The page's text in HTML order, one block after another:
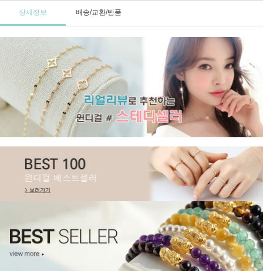
상세정보 배송/교환/반품